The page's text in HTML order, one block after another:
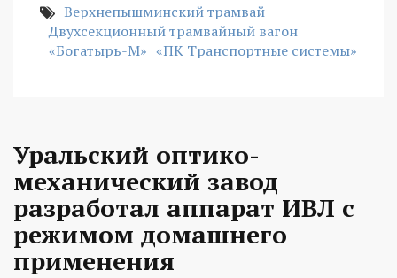
Верхнепышминский трамвай
Двухсекционный трамвайный вагон
«Богатырь-М» «ПК Транспортные системы»
Уральский оптико-
механический завод
разработал аппарат ИВЛ с
режимом домашнего
применения